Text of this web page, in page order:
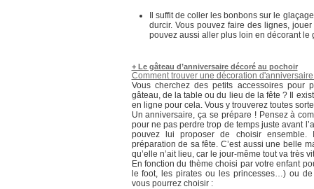
Il suffit de coller les bonbons sur le
durcir. Vous pouvez faire des lignes,
pouvez aussi aller plus loin en décorant le
+ Le gâteau d’anniversaire décoré au pochoir
Comment trouver une décoration
Vous cherchez des petits accessoires pour
gâteau, de la table ou du lieu de la fête ? Il
en ligne pour cela. Vous y trouverez toutes
Un anniversaire, ça se prépare ! Pensez à
pour ne pas perdre trop de temps juste avant
pouvez lui proposer de choisir
préparation de sa fête. C’est aussi une belle
qu’elle n’ait lieu, car le jour-même tout va très
En fonction du thème choisi par votre enfant
le foot, les pirates ou les princesses…) ou
vous pourrez choisir :